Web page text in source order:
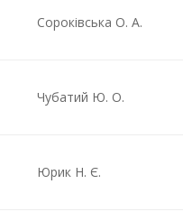
Сороківська О. А.
Чубатий Ю. О.
Юрик Н. Є.